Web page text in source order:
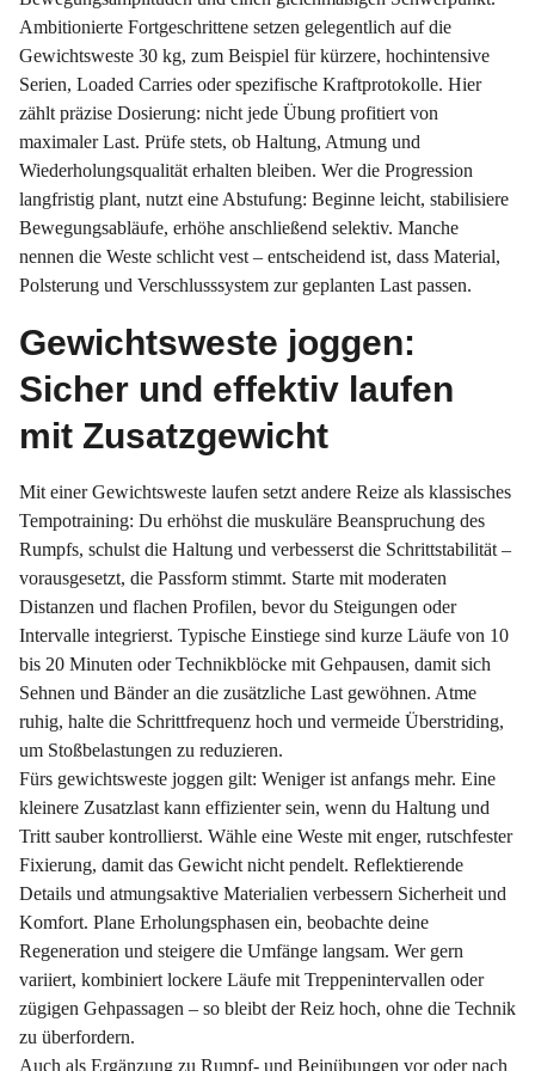
Ambitionierte Fortgeschrittene setzen gelegentlich auf die
Gewichtsweste 30 kg, zum Beispiel für kürzere, hochintensive
Serien, Loaded Carries oder spezifische Kraftprotokolle. Hier
zählt präzise Dosierung: nicht jede Übung profitiert von
maximaler Last. Prüfe stets, ob Haltung, Atmung und
Wiederholungsqualität erhalten bleiben. Wer die Progression
langfristig plant, nutzt eine Abstufung: Beginne leicht, stabilisiere
Bewegungsabläufe, erhöhe anschließend selektiv. Manche
nennen die Weste schlicht vest – entscheidend ist, dass Material,
Polsterung und Verschlusssystem zur geplanten Last passen.
Gewichtsweste joggen:
Sicher und effektiv laufen
mit Zusatzgewicht
Mit einer Gewichtsweste laufen setzt andere Reize als klassisches
Tempotraining: Du erhöhst die muskuläre Beanspruchung des
Rumpfs, schulst die Haltung und verbesserst die Schrittstabilität –
vorausgesetzt, die Passform stimmt. Starte mit moderaten
Distanzen und flachen Profilen, bevor du Steigungen oder
Intervalle integrierst. Typische Einstiege sind kurze Läufe von 10
bis 20 Minuten oder Technikblöcke mit Gehpausen, damit sich
Sehnen und Bänder an die zusätzliche Last gewöhnen. Atme
ruhig, halte die Schrittfrequenz hoch und vermeide Überstriding,
um Stoßbelastungen zu reduzieren.
Fürs gewichtsweste joggen gilt: Weniger ist anfangs mehr. Eine
kleinere Zusatzlast kann effizienter sein, wenn du Haltung und
Tritt sauber kontrollierst. Wähle eine Weste mit enger, rutschfester
Fixierung, damit das Gewicht nicht pendelt. Reflektierende
Details und atmungsaktive Materialien verbessern Sicherheit und
Komfort. Plane Erholungsphasen ein, beobachte deine
Regeneration und steigere die Umfänge langsam. Wer gern
variiert, kombiniert lockere Läufe mit Treppenintervallen oder
zügigen Gehpassagen – so bleibt der Reiz hoch, ohne die Technik
zu überfordern.
Auch als Ergänzung zu Rumpf- und Beinübungen vor oder nach